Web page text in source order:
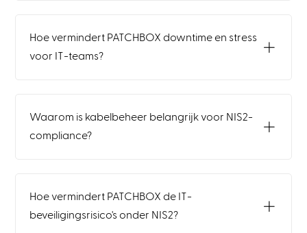
Hoe vermindert PATCHBOX downtime en stress
voor IT-teams?
Waarom is kabelbeheer belangrijk voor NIS2-
compliance?
Hoe vermindert PATCHBOX de IT-
beveiligingsrisico's onder NIS2?